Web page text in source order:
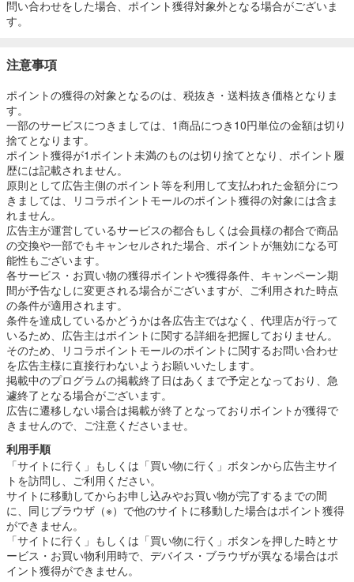
問い合わせをした場合、ポイント獲得対象外となる場合がございま
す。
注意事項
ポイントの獲得の対象となるのは、税抜き・送料抜き価格となりま
す。
一部のサービスにつきましては、1商品につき10円単位の金額は切り
捨てとなります。
ポイント獲得が1ポイント未満のものは切り捨てとなり、ポイント履
歴には記載されません。
原則として広告主側のポイント等を利用して支払われた金額分につ
きましては、リコラポイントモールのポイント獲得の対象には含ま
れません。
広告主が運営しているサービスの都合もしくは会員様の都合で商品
の交換や一部でもキャンセルされた場合、ポイントが無効になる可
能性もございます。
各サービス・お買い物の獲得ポイントや獲得条件、キャンペーン期
間が予告なしに変更される場合がございますが、ご利用された時点
の条件が適用されます。
条件を達成しているかどうかは各広告主ではなく、代理店が行って
いるため、広告主はポイントに関する詳細を把握しておりません。
そのため、リコラポイントモールのポイントに関するお問い合わせ
を広告主様に直接行わないようお願いいたします。
掲載中のプログラムの掲載終了日はあくまで予定となっており、急
遽終了となる場合がございます。
広告に遷移しない場合は掲載が終了となっておりポイントが獲得で
きませんので、ご注意くださいませ。
利用手順
「サイトに行く」もしくは「買い物に行く」ボタンから広告主サイ
トを訪問し、ご利用ください。
サイトに移動してからお申し込みやお買い物が完了するまでの間
に、同じブラウザ（※）で他のサイトに移動した場合はポイント獲得
ができません。
「サイトに行く」もしくは「買い物に行く」ボタンを押した時とサ
ービス・お買い物利用時で、デバイス・ブラウザが異なる場合はポ
イント獲得ができません。